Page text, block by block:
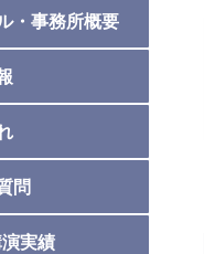
・事務所概要
問
実績